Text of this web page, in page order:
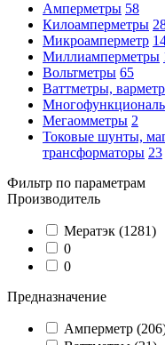
Амперметры 58
Килоамперметры
Микроамперметр
Миллиамперметры
Вольтметры 65
Ваттметры,
Мегаомметры 2
Токовые шунты,
трансформаторы 23
Фильтр по параметрам
Производитель
Мератэк (1281)
0
0
Предназначение
Амперметр